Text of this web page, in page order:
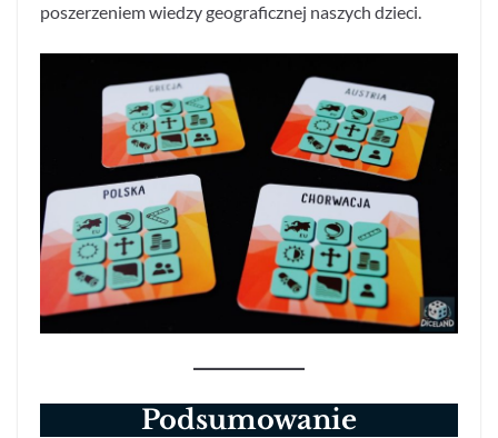
poszerzeniem wiedzy geograficznej naszych dzieci.
Podsumowanie